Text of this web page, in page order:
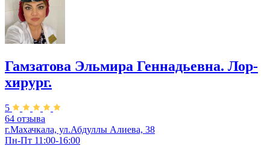
Гамзатова Эльмира Геннадьевна. Лор-
хирург.
5
64 отзыва
г.Махачкала, ул.Абдуллы Алиева, 38
Пн-Пт 11:00-16:00